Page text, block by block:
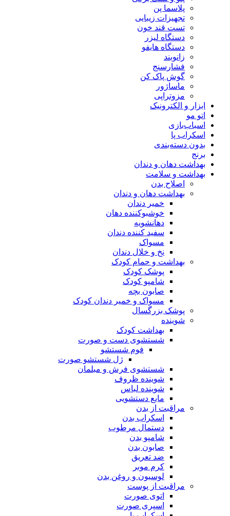
پلاسما پن
تجهیزات زیبایی
تست قند خون
دستگاه لیزر
دستگاه هایفو
زانوبند
فشارسنج
گوش پاک کن
ماساژور
مزوتراپی
ابزار و الکترونیک
اتو مو
اسباب‌بازی
اسکراب پا
بدون دسته‌بندی
برنج
بهداشت دهان و دندان
بهداشت و سلامت
اصلاح بدن
بهداشت دهان و دندان
خمیر دندان
خوشبوکننده دهان
دهانشویه
سفید کننده دندان
مسواک
نخ و خلال دندان
بهداشت و حمام کودک
پوشک کودک
شامپو کودک
صابون بچه
مسواک و خمیر دندان کودک
پوشک بزرگسال
شوینده
بهداشت کودک
شستشوی دست و صورت
فوم شستشو
ژل شستشو صورت
شستشوی فرش و مبلمان
شوینده ظروف
شوینده لباس
مایع دستشویی
مراقبت از بدن
اسکراب بدن
دستمال مرطوب
شامپو بدن
صابون بدن
ضد تعریق
کرم موبر
لوسیون و روغن بدن
مراقبت از پوست
اتوی صورت
اسپری صورت